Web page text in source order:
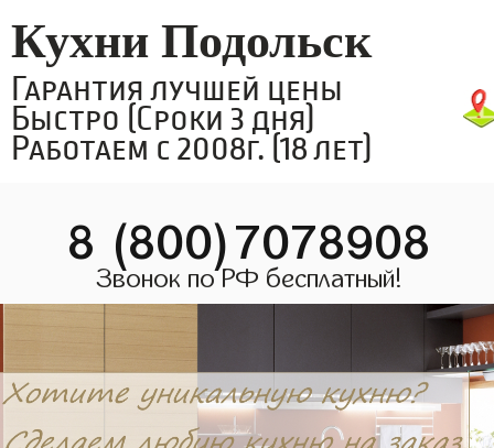
Кухни Подольск
Гарантия лучшей цены
Быстро (Сроки 3 дня)
Работаем с 2008г. (18 лет)
8 (800)7078908
Звонок по РФ бесплатный!